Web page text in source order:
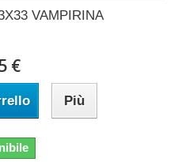
VAMPIRINA
€
Più